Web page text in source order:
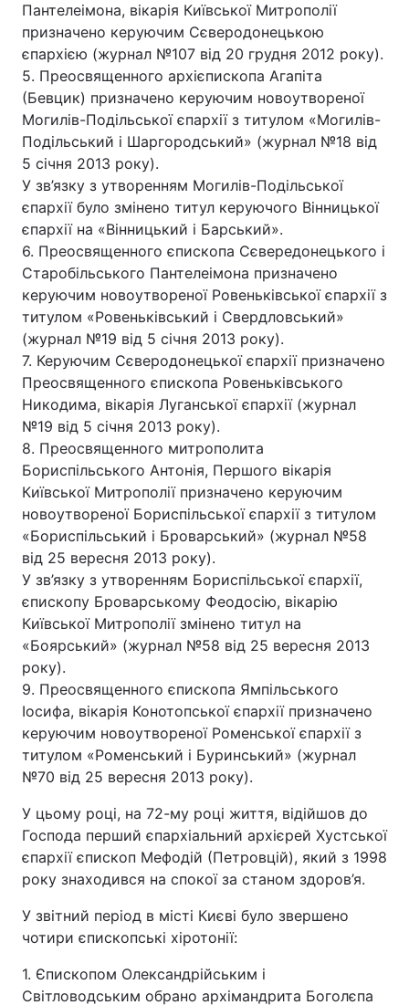
Пантелеімона, вікарія Київської Митрополії
призначено керуючим Сєверодонецькою
єпархією (журнал №107 від 20 грудня 2012 року).
5. Преосвященного архієпископа Агапіта
(Бевцик) призначено керуючим новоутвореної
Могилів-Подільської єпархії з титулом «Могилів-
Подільський і Шаргородський» (журнал №18 від
5 січня 2013 року).
У зв’язку з утворенням Могилів-Подільської
єпархії було змінено титул керуючого Вінницької
єпархії на «Вінницький і Барський».
6. Преосвященного єпископа Сєвередонецького і
Старобільського Пантелеімона призначено
керуючим новоутвореної Ровеньківської єпархії з
титулом «Ровеньківський і Свердловський»
(журнал №19 від 5 січня 2013 року).
7. Керуючим Сєверодонецької єпархії призначено
Преосвященного єпископа Ровеньківського
Никодима, вікарія Луганської єпархії (журнал
№19 від 5 січня 2013 року).
8. Преосвященного митрополита
Бориспільського Антонія, Першого вікарія
Київської Митрополії призначено керуючим
новоутвореної Бориспільської єпархії з титулом
«Бориспільський і Броварський» (журнал №58
від 25 вересня 2013 року).
У зв’язку з утворенням Бориспільської єпархії,
єпископу Броварському Феодосію, вікарію
Київської Митрополії змінено титул на
«Боярський» (журнал №58 від 25 вересня 2013
року).
9. Преосвященного єпископа Ямпільського
Іосифа, вікарія Конотопської єпархії призначено
керуючим новоутвореної Роменської єпархії з
титулом «Роменський і Буринський» (журнал
№70 від 25 вересня 2013 року).
У цьому році, на 72-му році життя, відійшов до
Господа перший єпархіальний архієрей Хустської
єпархії єпископ Мефодій (Петровцій), який з 1998
року знаходився на спокої за станом здоров’я.
У звітний період в місті Києві було звершено
чотири єпископські хіротонії:
1. Єпископом Олександрійським і
Світловодським обрано архімандрита Боголєпа